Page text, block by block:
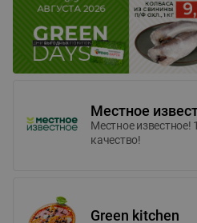
Местное
Местное известное!
качество!
Green kitchen